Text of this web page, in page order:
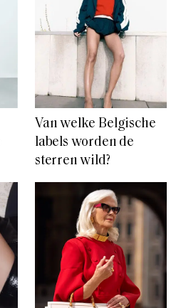
Van welke Belgische
labels worden de
sterren wild?